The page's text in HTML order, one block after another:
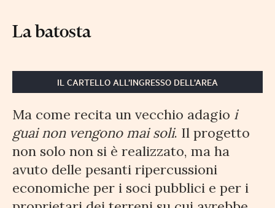
La batosta
IL CARTELLO ALL’INGRESSO DELL’AREA
Ma come recita un vecchio adagio i
guai non vengono mai soli. Il progetto
non solo non si è realizzato, ma ha
avuto delle pesanti ripercussioni
economiche per i soci pubblici e per i